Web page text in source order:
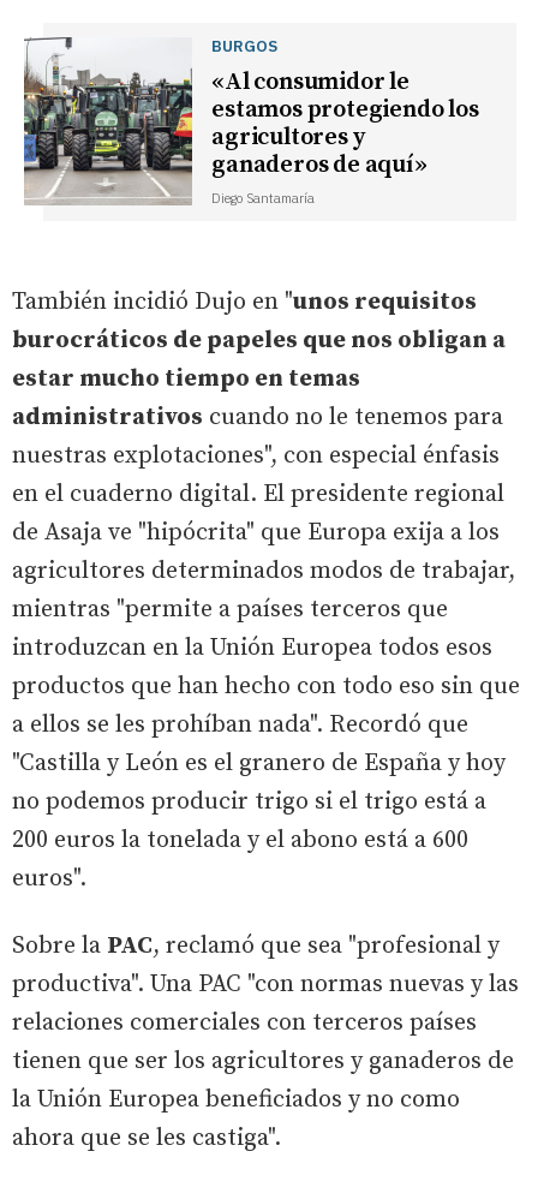
BURGOS
«Al consumidor le
estamos protegiendo los
agricultores y
ganaderos de aquí»
Diego Santamaría
También incidió Dujo en "unos requisitos
burocráticos de papeles que nos obligan a
estar mucho tiempo en temas
administrativos cuando no le tenemos para
nuestras explotaciones", con especial énfasis
en el cuaderno digital. El presidente regional
de Asaja ve "hipócrita" que Europa exija a los
agricultores determinados modos de trabajar,
mientras "permite a países terceros que
introduzcan en la Unión Europea todos esos
productos que han hecho con todo eso sin que
a ellos se les prohíban nada". Recordó que
"Castilla y León es el granero de España y hoy
no podemos producir trigo si el trigo está a
200 euros la tonelada y el abono está a 600
euros".
Sobre la PAC, reclamó que sea "profesional y
productiva". Una PAC "con normas nuevas y las
relaciones comerciales con terceros países
tienen que ser los agricultores y ganaderos de
la Unión Europea beneficiados y no como
ahora que se les castiga".